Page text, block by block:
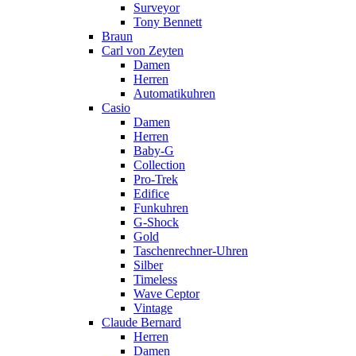
Surveyor
Tony Bennett
Braun
Carl von Zeyten
Damen
Herren
Automatikuhren
Casio
Damen
Herren
Baby-G
Collection
Pro-Trek
Edifice
Funkuhren
G-Shock
Gold
Taschenrechner-Uhren
Silber
Timeless
Wave Ceptor
Vintage
Claude Bernard
Herren
Damen